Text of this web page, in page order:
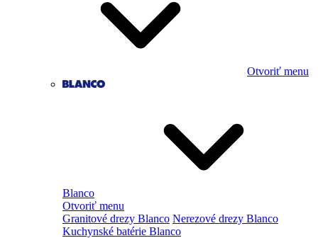
Otvoriť menu
Blanco
Otvoriť menu
Granitové drezy Blanco Nerezové drezy Blanco
Kuchynské batérie Blanco